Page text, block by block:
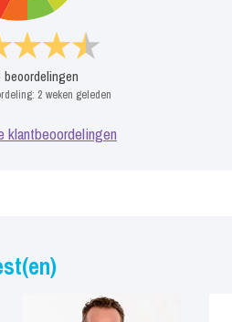
beoordelingen
2 weken geleden
klantbeoordelingen